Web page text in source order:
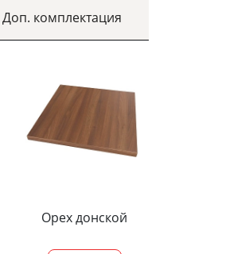
Доп. комплектация
Орех донской